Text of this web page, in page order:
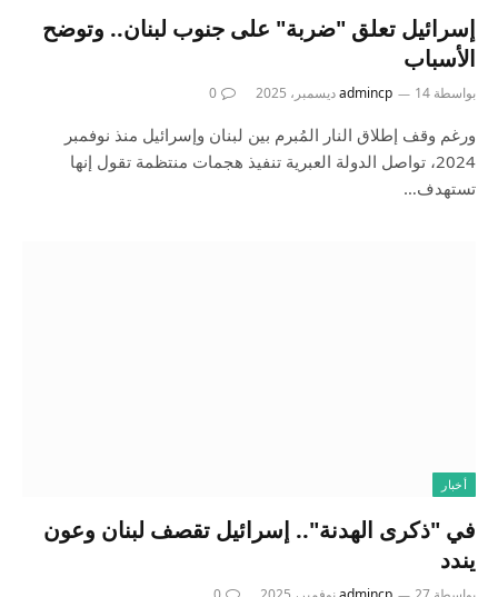
إسرائيل تعلق "ضربة" على جنوب لبنان.. وتوضح
الأسباب
بواسطة admincp 14 ديسمبر، 2025 0
ورغم وقف إطلاق النار المُبرم بين لبنان وإسرائيل منذ نوفمبر
2024، تواصل الدولة العبرية تنفيذ هجمات منتظمة تقول إنها
تستهدف…
أخبار
في "ذكرى الهدنة".. إسرائيل تقصف لبنان وعون
يندد